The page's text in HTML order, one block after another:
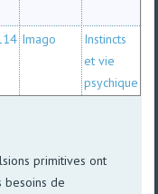
Imago
Instincts
et vie
psychique
primitives ont
besoins de